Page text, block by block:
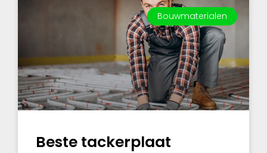
Bouwmaterialen
Beste tackerplaat